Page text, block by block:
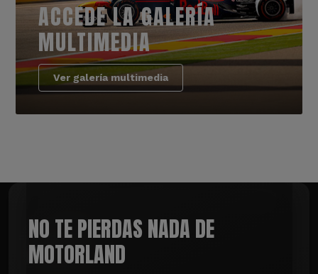
ACCEDE LA GALERÍA
MULTIMEDIA
Ver galería multimedia
NO TE PIERDAS NADA DE
MOTORLAND